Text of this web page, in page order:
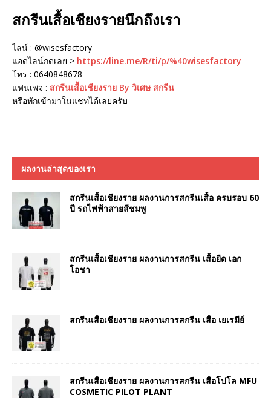
สกรีนเสื้อเชียงรายนึกถึงเรา
ไลน์ : @wisesfactory
แอดไลน์กดเลย > https://line.me/R/ti/p/%40wisesfactory
โทร : 0640848678
แฟนเพจ : สกรีนเสื้อเชียงราย By วิเศษ สกรีน
หรือทักเข้ามาในแชทได้เลยครับ
ผลงานล่าสุดของเรา
สกรีนเสื้อเชียงราย ผลงานการสกรีนเสื้อ ครบรอบ 60
ปี รถไฟฟ้าสายสีชมพู
สกรีนเสื้อเชียงราย ผลงานการสกรีน เสื้อยืด เอก
โอชา
สกรีนเสื้อเชียงราย ผลงานการสกรีน เสื้อ เยเรมีย์
สกรีนเสื้อเชียงราย ผลงานการสกรีน เสื้อโปโล MFU
COSMETIC PILOT PLANT